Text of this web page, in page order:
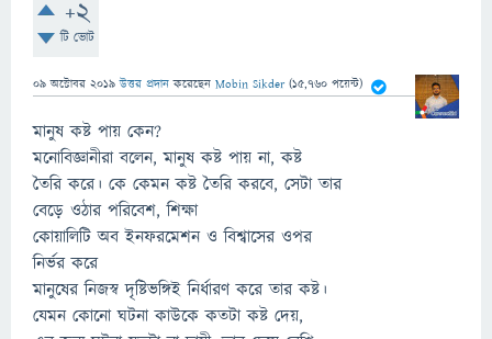
+2
টি ভোট
09 অক্টোবর 2019 উত্তর প্রদান করেছেন Mobin Sikder (15,760 পয়েন্ট)
মানুষ কষ্ট পায় কেন?
মনোবিজ্ঞানীরা বলেন, মানুষ কষ্ট পায় না, কষ্ট
তৈরি করে। কে কেমন কষ্ট তৈরি করবে, সেটা তার
বেড়ে ওঠার পরিবেশ, শিক্ষা
কোয়ালিটি অব ইনফরমেশন ও বিশ্বাসের ওপর
নির্ভর করে
মানুষের নিজস্ব দৃষ্টিভঙ্গিই নির্ধারণ করে তার কষ্ট।
যেমন কোনো ঘটনা কাউকে কতটা কষ্ট দেয়,